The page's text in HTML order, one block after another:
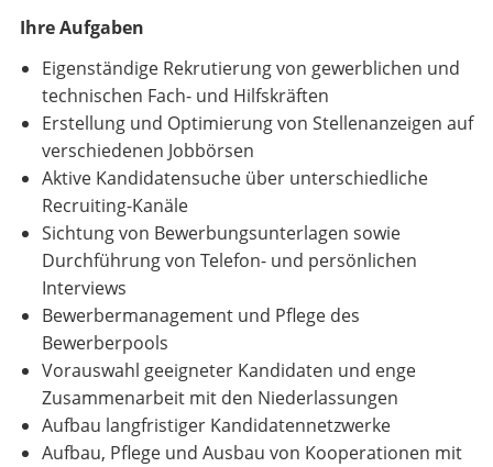
Ihre Aufgaben
Eigenständige Rekrutierung von gewerblichen und
technischen Fach- und Hilfskräften
Erstellung und Optimierung von Stellenanzeigen auf
verschiedenen Jobbörsen
Aktive Kandidatensuche über unterschiedliche
Recruiting-Kanäle
Sichtung von Bewerbungsunterlagen sowie
Durchführung von Telefon- und persönlichen
Interviews
Bewerbermanagement und Pflege des
Bewerberpools
Vorauswahl geeigneter Kandidaten und enge
Zusammenarbeit mit den Niederlassungen
Aufbau langfristiger Kandidatennetzwerke
Aufbau, Pflege und Ausbau von Kooperationen mit